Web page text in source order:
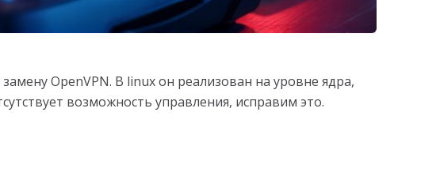
OpenVPN. В linux он реализован на уровне ядра,
возможность управления, исправим это.